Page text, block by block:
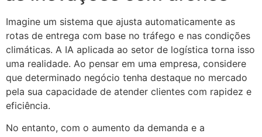
Imagine um sistema que ajusta automaticamente as
rotas de entrega com base no tráfego e nas condições
climáticas. A IA aplicada ao setor de logística torna isso
uma realidade. Ao pensar em uma empresa, considere
que determinado negócio tenha destaque no mercado
pela sua capacidade de atender clientes com rapidez e
eficiência.
No entanto, com o aumento da demanda e a